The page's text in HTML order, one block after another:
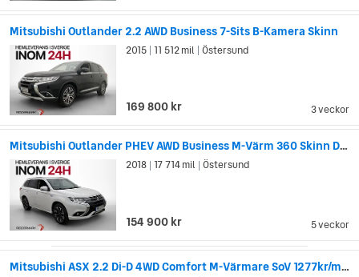
Därefter gick utvecklingen snabbt. Genom att bygga smarta
allianser med stora företag inom bilindustrin lyckades
Mitsubishi snabbt etablera sig på den globala arenan. Under
80-talet uppnådde de en årlig produktion på cirka 1.5 miljoner
bilar, och exporterade flertalet av sina bilmodeller
internationellt. Under 90-talet lyckades Mitsubishi hålla sig
lönsamt trots den rådande ekonomiska krisen i Japan.
Mitsubishi Outlander 2.2 AWD Business 7-Sits B-Kamera Skinn
3 veckor
2015 11 512 mil Östersund
169 800 kr
Mitsubishi Outlander PHEV AWD Business M-Värm 360 Skinn Drag
5 veckor
2018 17 714 mil Östersund
154 900 kr
Mitsubishi ASX 2.2 Di-D 4WD Comfort M-Värmare SoV 1277kr/mån